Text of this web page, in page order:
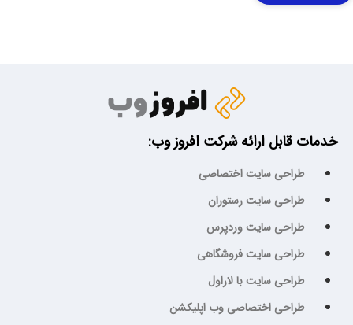
خدمات قابل ارائه شرکت افروز وب:
طراحی سایت اختصاصی
طراحی سایت رستوران
طراحی سایت وردپرس
طراحی سایت فروشگاهی
طراحی سایت با لاراول
طراحی اختصاصی وب اپلیکشن